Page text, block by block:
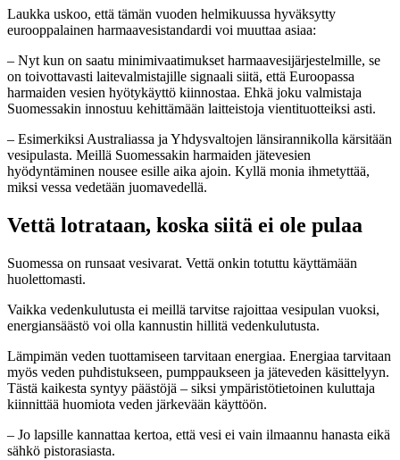
Laukka uskoo, että tämän vuoden helmikuussa hyväksytty
eurooppalainen harmaavesistandardi voi muuttaa asiaa:
– Nyt kun on saatu minimivaatimukset harmaavesijärjestelmille, se
on toivottavasti laitevalmistajille signaali siitä, että Euroopassa
harmaiden vesien hyötykäyttö kiinnostaa. Ehkä joku valmistaja
Suomessakin innostuu kehittämään laitteistoja vientituotteiksi asti.
– Esimerkiksi Australiassa ja Yhdysvaltojen länsirannikolla kärsitään
vesipulasta. Meillä Suomessakin harmaiden jätevesien
hyödyntäminen nousee esille aika ajoin. Kyllä monia ihmetyttää,
miksi vessa vedetään juomavedellä.
Vettä lotrataan, koska siitä ei ole pulaa
Suomessa on runsaat vesivarat. Vettä onkin totuttu käyttämään
huolettomasti.
Vaikka vedenkulutusta ei meillä tarvitse rajoittaa vesipulan vuoksi,
energiansäästö voi olla kannustin hillitä vedenkulutusta.
Lämpimän veden tuottamiseen tarvitaan energiaa. Energiaa tarvitaan
myös veden puhdistukseen, pumppaukseen ja jäteveden käsittelyyn.
Tästä kaikesta syntyy päästöjä – siksi ympäristötietoinen kuluttaja
kiinnittää huomiota veden järkevään käyttöön.
– Jo lapsille kannattaa kertoa, että vesi ei vain ilmaannu hanasta eikä
sähkö pistorasiasta.